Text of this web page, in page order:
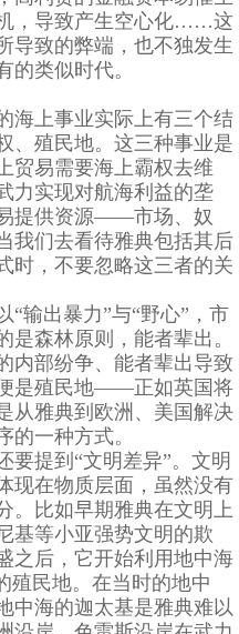
，导致产生空心化……这
导致的弊端，也不独发生
的类似时代。
海上事业实际上有三个结
、殖民地。这三种事业是
贸易需要海上霸权去维
力实现对航海利益的垄
提供资源——市场、奴
我们去看待雅典包括其后
时，不要忽略这三者的关
“输出暴力”与“野心”，市
是森林原则，能者辈出。
内部纷争、能者辈出导致
是殖民地——正如英国将
从雅典到欧洲、美国解决
的一种方式。
要提到“文明差异”。文明
现在物质层面，虽然没有
。比如早期雅典在文明上
基等小亚强势文明的欺
之后，它开始利用地中海
殖民地。在当时的地中
中海的迦太基是雅典难以